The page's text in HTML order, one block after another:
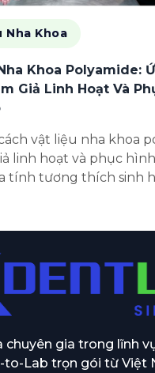
Nha Khoa
Khoa Polyamide:
Giả Linh Hoạt Và
vật liệu nha khoa
linh hoạt và phục
tính tương thích sinh
chuyên gia trong lĩnh
to-Lab trọn gói từ Việt